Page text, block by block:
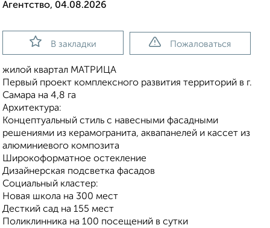
Агентство, 04.08.2026
В закладки Пожаловаться
жилой квартал МАТРИЦА
Первый проект комплексного развития территорий в г.
Самара на 4,8 га
Архитектура:
Концептуальный стиль с навесными фасадными
решениями из керамогранита, аквапанелей и кассет из
алюминиевого композита
Широкоформатное остекление
Дизайнерская подсветка фасадов
Социальный кластер:
Новая школа на 300 мест
Десткий сад на 155 мест
Поликлинника на 100 посещений в сутки